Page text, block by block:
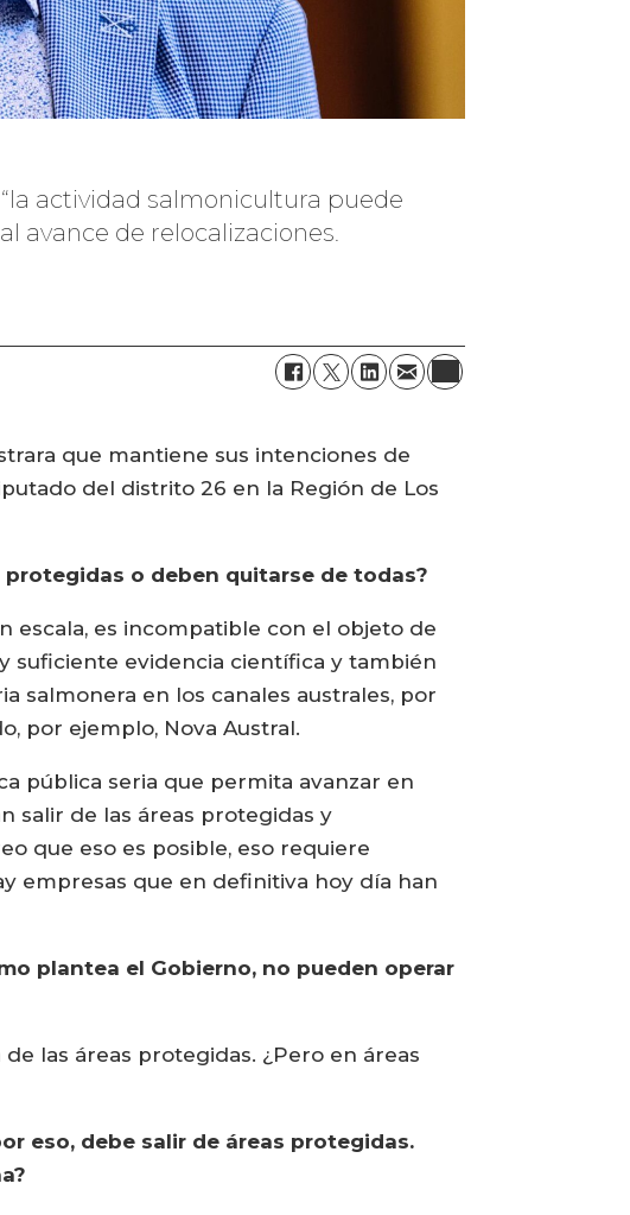
actividad salmonicultura puede
avance de relocalizaciones.
que mantiene sus intenciones de
del distrito 26 en la Región de Los
o deben quitarse de todas?
escala, es incompatible con el objeto de
suficiente evidencia científica y también
salmonera en los canales australes, por
por ejemplo, Nova Austral.
pública seria que permita avanzar en
salir de las áreas protegidas y
que eso es posible, eso requiere
empresas que en definitiva hoy día han
plantea el Gobierno, no pueden operar
las áreas protegidas. ¿Pero en áreas
eso, debe salir de áreas protegidas.